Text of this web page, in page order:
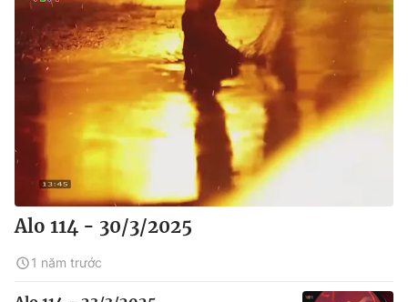
Alo 114 - 30/3/2025
1 năm trước